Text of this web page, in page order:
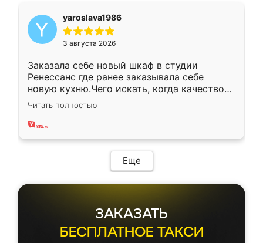
yaroslava1986
3 августа 2026
Заказала себе новый шкаф в студии
Ренессанс где ранее заказывала себе
новую кухню.Чего искать, когда качеством
вполне довольна. Служит кухня уже почти
два года, нареканий нет.
Читать полностью
Еще
ЗАКАЗАТЬ
БЕСПЛАТНОЕ ТАКСИ